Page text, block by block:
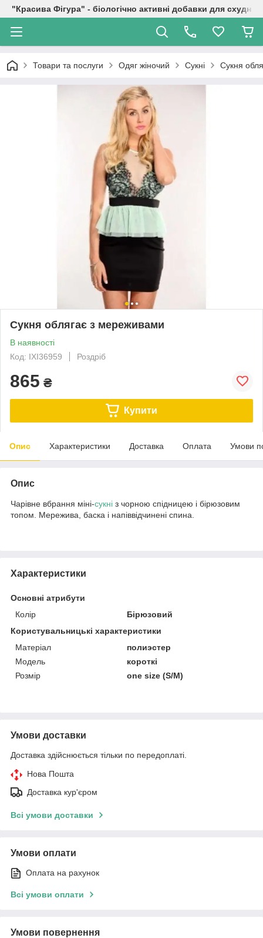
"Красива Фігура" - біологічно активні добавки для
Товари та послуги Одяг жіночий Сукні Сукня
Сукня облягає з мереживами
В наявності
Код: IXI36959
Роздріб
865 ₴
Купити
Опис Характеристики Доставка Оплата Умови
Опис
Чарівне вбрання міні-сукні з чорною спідницею і бірюзовим
топом. Мережива, баска і напіввідчинені спина.
Характеристики
Основні атрибути
Колір
Бірюзовий
Користувальницькі характеристики
Матеріал
полиэстер
Модель
короткі
Розмір
one size (S/M)
Умови доставки
Доставка здійснюється тільки по передоплаті.
Нова Пошта
Доставка кур'єром
Всі умови доставки
Умови оплати
Оплата на рахунок
Всі умови оплати
Умови повернення